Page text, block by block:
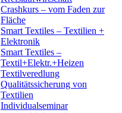
Crashkurs – vom Faden zur
Fläche
Smart Textiles – Textilien +
Elektronik
Smart Textiles –
Textil+Elektr.+Heizen
Textilveredlung
Qualitätssicherung von
Textilien
Individualseminar